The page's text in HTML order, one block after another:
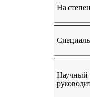
На
Научный